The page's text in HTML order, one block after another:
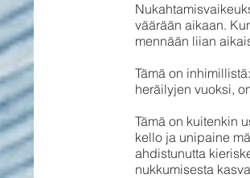
väärään aikaan.
mennään liian
Tämä on
heräilyjen vuoksi,
Tämä on kuitenkin
kello ja unipaine
ahdistunutta
nukkumisesta